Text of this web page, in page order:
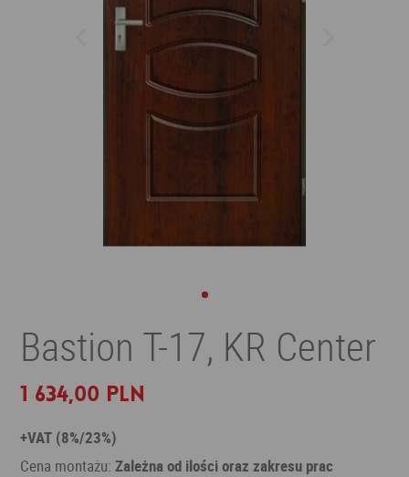
Bastion T-17, KR Center
1 634,00 PLN
+VAT (8%/23%)
Cena montażu:Zależna od ilości oraz zakresu prac